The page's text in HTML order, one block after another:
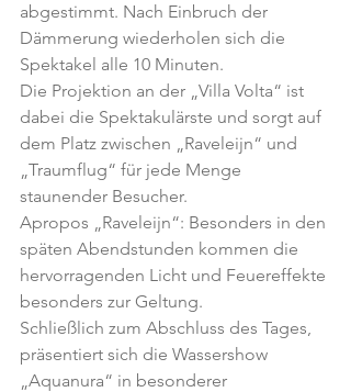
abgestimmt. Nach Einbruch der
Dämmerung wiederholen sich die
Spektakel alle 10 Minuten.
Die Projektion an der „Villa Volta“ ist
dabei die Spektakulärste und sorgt auf
dem Platz zwischen „Raveleijn“ und
„Traumflug“ für jede Menge
staunender Besucher.
Apropos „Raveleijn“: Besonders in den
späten Abendstunden kommen die
hervorragenden Licht und Feuereffekte
besonders zur Geltung.
Schließlich zum Abschluss des Tages,
präsentiert sich die Wassershow
„Aquanura“ in besonderer